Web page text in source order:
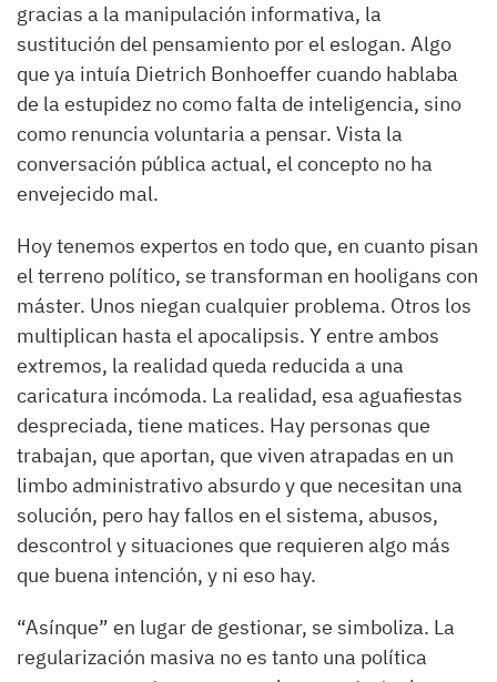
gracias a la manipulación informativa, la
sustitución del pensamiento por el eslogan. Algo
que ya intuía Dietrich Bonhoeffer cuando hablaba
de la estupidez no como falta de inteligencia, sino
como renuncia voluntaria a pensar. Vista la
conversación pública actual, el concepto no ha
envejecido mal.
Hoy tenemos expertos en todo que, en cuanto pisan
el terreno político, se transforman en hooligans con
máster. Unos niegan cualquier problema. Otros los
multiplican hasta el apocalipsis. Y entre ambos
extremos, la realidad queda reducida a una
caricatura incómoda. La realidad, esa aguafiestas
despreciada, tiene matices. Hay personas que
trabajan, que aportan, que viven atrapadas en un
limbo administrativo absurdo y que necesitan una
solución, pero hay fallos en el sistema, abusos,
descontrol y situaciones que requieren algo más
que buena intención, y ni eso hay.
“Asínque” en lugar de gestionar, se simboliza. La
regularización masiva no es tanto una política